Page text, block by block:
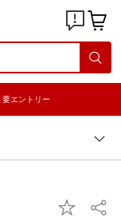
要エントリー